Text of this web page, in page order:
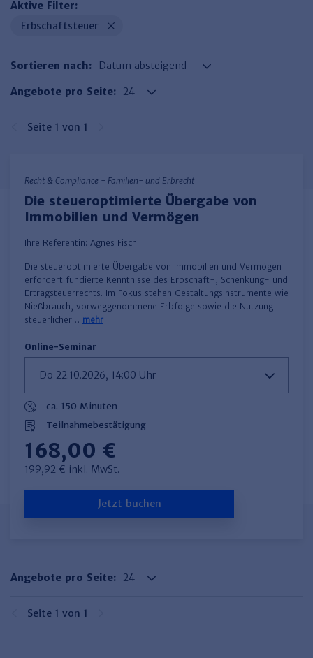
Haufe Immobilien
Aktive Filter:
Erbschaftsteuer
Sortieren nach:
Angebote pro Seite:
Seite 1 von 1
Recht & Compliance - Familien- und Erbrecht
Die steueroptimierte Übergabe von
Immobilien und Vermögen
Ihre Referentin: Agnes Fischl
Die steueroptimierte Übergabe von Immobilien und Vermögen
erfordert fundierte Kenntnisse des Erbschaft-, Schenkung- und
Ertragsteuerrechts. Im Fokus stehen Gestaltungsinstrumente wie
Nießbrauch, vorweggenommene Erbfolge sowie die Nutzung
steuerlicher… mehr
Online-Seminar
ca. 150 Minuten
Teilnahmebestätigung
168,00 €
199,92 € inkl. MwSt.
Jetzt buchen
Angebote pro Seite:
Seite 1 von 1